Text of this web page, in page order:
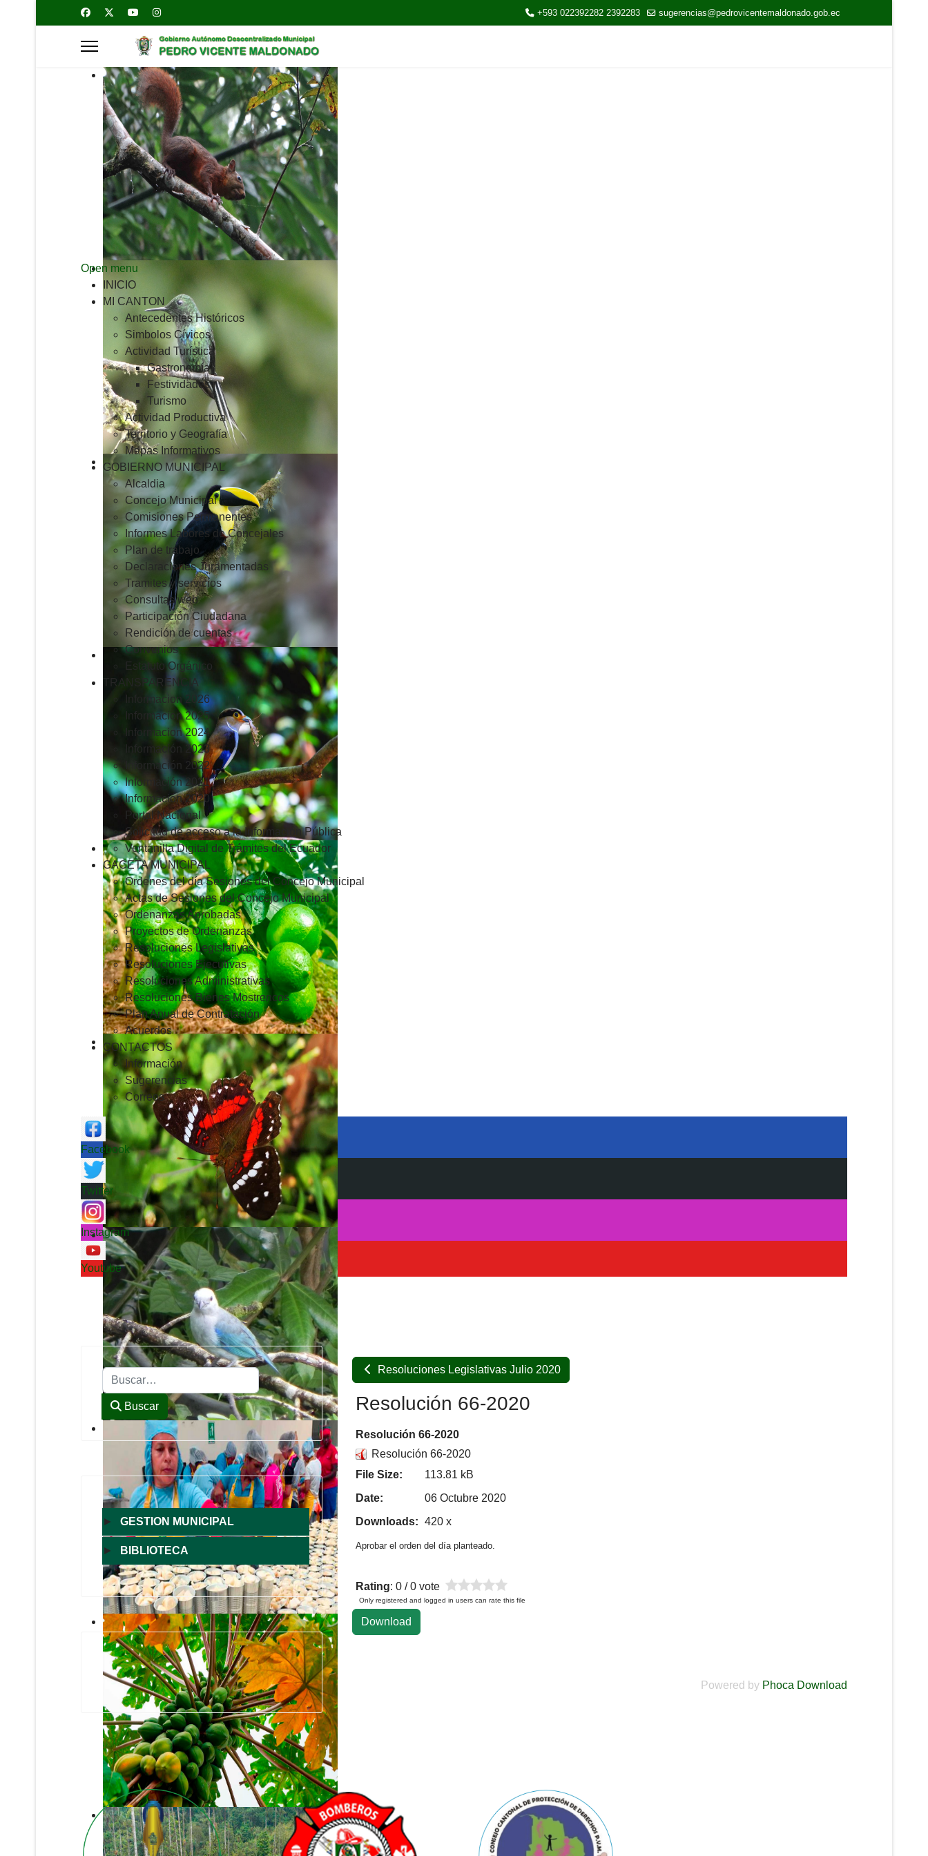
+593 022392282 2392283 sugerencias@pedrovicentemaldonado.gob.ec
Open menu
INICIO
MI CANTON
Antecedentes Históricos
Simbolos Cívicos
Actividad Turística
Gastronomía
Festividades
Turismo
Actividad Productiva
Territorio y Geografía
Mapas Informativos
GOBIERNO MUNICIPAL
Alcaldia
Concejo Municipal
Comisiones Permanentes
Informes Labores de Concejales
Plan de trabajo
Declaraciones Juramentadas
Tramites y servicios
Consultas web
Participación Ciudadana
Rendición de cuentas
Convenios
Estatuto Orgánico
TRANSPARENCIA
Informacion 2026
Informacion 2025
Informacion 2024
Información 2023
Información 2022
Información 2021
Información 2020
Portal Nacional
Solicitud de acceso a la Información Pública
Ventanilla Digital de Trámites del Ecuador
GACETA MUNICIPAL
Ordenes del día Sesiones del Concejo Municipal
Actas de Sesiones del Concejo Municipal
Ordenanzas Aprobadas
Proyectos de Ordenanzas
Resoluciones Legislativas
Resoluciones Ejecutivas
Resoluciones Administrativas
Resoluciones Bienes Mostrencos
Plan Anual de Contratación
Acuerdos
CONTACTOS
Información
Sugerencias
Correos
Facebook
Twitter
Instagram
Youtube
Buscar
Buscar
► GESTION MUNICIPAL
► BIBLIOTECA
Resoluciones Legislativas Julio 2020
Resolución 66-2020
Resolución 66-2020
Resolución 66-2020
File Size:
113.81 kB
Date:
06 Octubre 2020
Downloads: 420 x
Aprobar el orden del día planteado.
Rating: 0 / 0 vote
Only registered and logged in users can rate this file
Powered by Phoca Download